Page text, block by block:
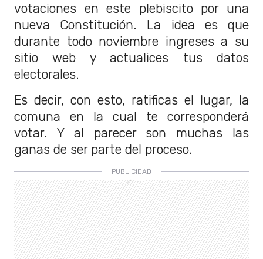
votaciones en este plebiscito por una
nueva Constitución. La idea es que
durante todo noviembre ingreses a su
sitio web y actualices tus datos
electorales.
Es decir, con esto, ratificas el lugar, la
comuna en la cual te corresponderá
votar. Y al parecer son muchas las
ganas de ser parte del proceso.